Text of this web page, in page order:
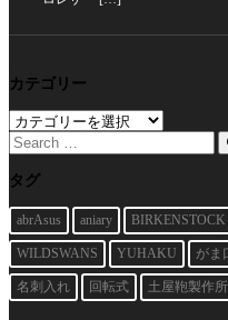
カテゴリー
カ
テ
ゴ
リ
タグ
abrAsus aniary BIRKENSTOCK
WILDSWANS YUHAKU がま
名刺入れ 回転式 土屋鞄製作所